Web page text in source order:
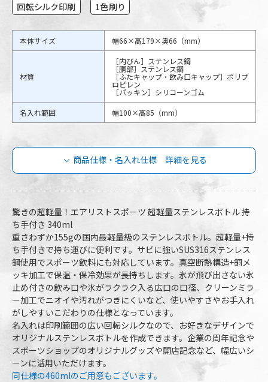
回転シルク印刷 1色刷り
本体サイズ 幅66×高179×奥66（mm）
材質
［内びん］ステンレス鋼
［胴部］ステンレス鋼
［ふたキャップ・飲み口キャップ］ポリプ
ロピレン
［パッキン］シリコーンゴム
名入れ範囲
幅100×高85（mm）
商品仕様・名入れ仕様 詳細を見る
エアリストスポーツ 超軽量ステンレスボ
トル 持ち手付き 340mlの商品仕様
品番 ARSP-351-WH
ARSP-351-PB
容量
340ml
本体カラー
2色より選択
最小ロット
30個
個包装
PE袋､紙箱（幅73×高186×奥73mm）
のし
不可
最短出荷予定日
驚きの超軽量！エアリストスポーツ 超軽量ステンレスボトル 持
ち手付き 340ml
重さわずか155gの国内最軽量級のステンレスボトル。超軽量+持
ち手付きで持ち運びに便利です。サビに強いSUS316ステンレス
鋼使用でスポーツ飲料にも対応しています。真空断熱構造+銅メ
ッキ加工で保温・保冷効果が長持ちします。氷が飛び出さない氷
止め付きの飲み口や氷がラクラク入る広口の口径、クリーンミラ
ー加工でニオイや汚れがつきにくいなど、使いやすさやお手入れ
がしやすいこだわりの仕様となっています。
名入れは印刷範囲の広い回転シルクなので、お好きなデザインで
オリジナルステンレスボトルを作成できます。企業の周年記念や
スポーツショップのオリジナルグッズや開店記念など、幅広いシ
ーンに活用いただけます。
同仕様の460mlのご用意もございます。